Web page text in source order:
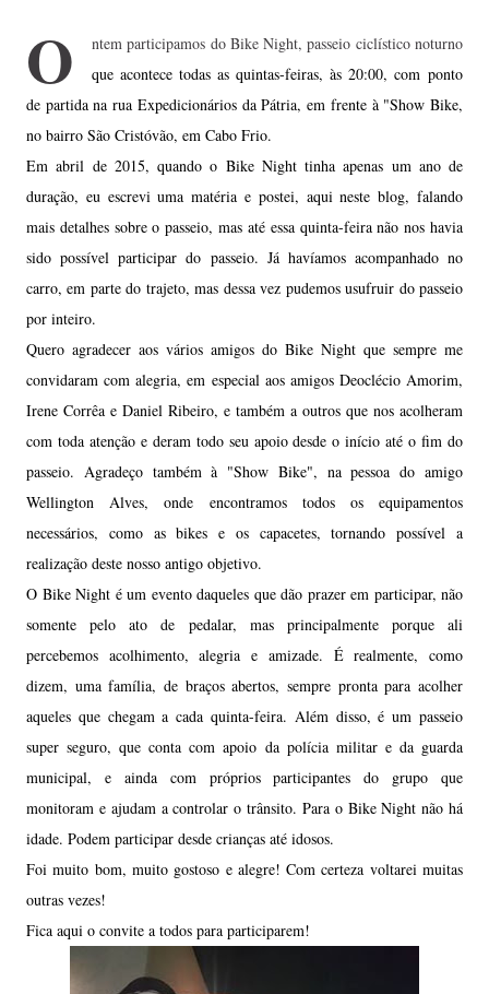
O
ntem participamos do Bike Night, passeio ciclístico noturno
que acontece todas as quintas-feiras, às 20:00, com ponto
de partida na rua Expedicionários da Pátria, em frente à "Show Bike,
no bairro São Cristóvão, em Cabo Frio.
Em abril de 2015, quando o Bike Night tinha apenas um ano de
duração, eu escrevi uma matéria e postei, aqui neste blog, falando
mais detalhes sobre o passeio, mas até essa quinta-feira não nos havia
sido possível participar do passeio. Já havíamos acompanhado no
carro, em parte do trajeto, mas dessa vez pudemos usufruir do passeio
por inteiro.
Quero agradecer aos vários amigos do Bike Night que sempre me
convidaram com alegria, em especial aos amigos Deoclécio Amorim,
Irene Corrêa e Daniel Ribeiro, e também a outros que nos acolheram
com toda atenção e deram todo seu apoio desde o início até o fim do
passeio. Agradeço também à "Show Bike", na pessoa do amigo
Wellington Alves, onde encontramos todos os equipamentos
necessários, como as bikes e os capacetes, tornando possível a
realização deste nosso antigo objetivo.
O Bike Night é um evento daqueles que dão prazer em participar, não
somente pelo ato de pedalar, mas principalmente porque ali
percebemos acolhimento, alegria e amizade. É realmente, como
dizem, uma família, de braços abertos, sempre pronta para acolher
aqueles que chegam a cada quinta-feira. Além disso, é um passeio
super seguro, que conta com apoio da polícia militar e da guarda
municipal, e ainda com próprios participantes do grupo que
monitoram e ajudam a controlar o trânsito. Para o Bike Night não há
idade. Podem participar desde crianças até idosos.
Foi muito bom, muito gostoso e alegre! Com certeza voltarei muitas
outras vezes!
Fica aqui o convite a todos para participarem!